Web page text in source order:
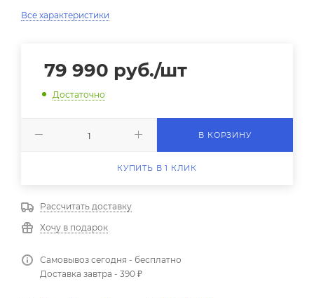
Все характеристики
79 990 руб./шт
Достаточно
В КОРЗИНУ
КУПИТЬ В 1 КЛИК
Рассчитать доставку
Хочу в подарок
Самовывоз сегодня - бесплатно
Доставка завтра - 390 ₽